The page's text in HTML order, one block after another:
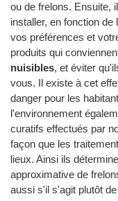
ou de frelons. Ensuite,
installer, en fonction
vos préférences et
produits qui
nuisibles, et éviter
vous. Il existe à cet
danger pour les
l'environnement
curatifs effectués par
façon que les
lieux. Ainsi ils
approximative de
aussi s'il s'agit plutôt